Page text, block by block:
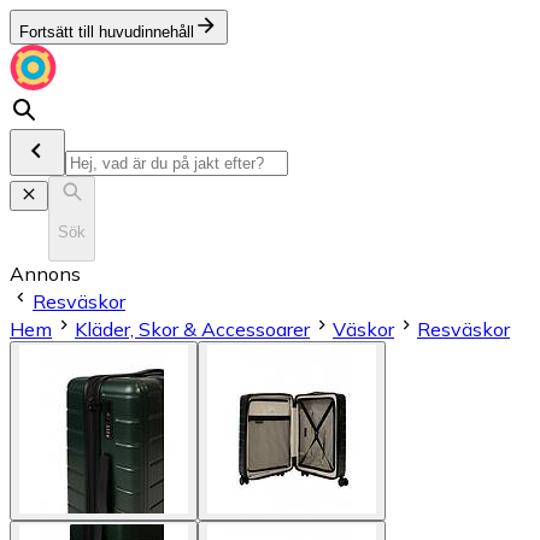
Fortsätt till huvudinnehåll
Sök
Annons
Resväskor
Hem
Kläder, Skor & Accessoarer Väskor Resväskor